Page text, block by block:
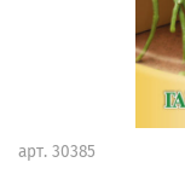
арт. 30385